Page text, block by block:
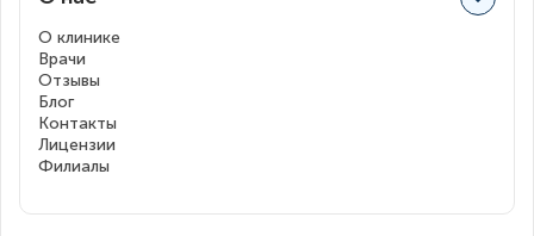
О клинике
Врачи
Отзывы
Блог
Контакты
Лицензии
Филиалы